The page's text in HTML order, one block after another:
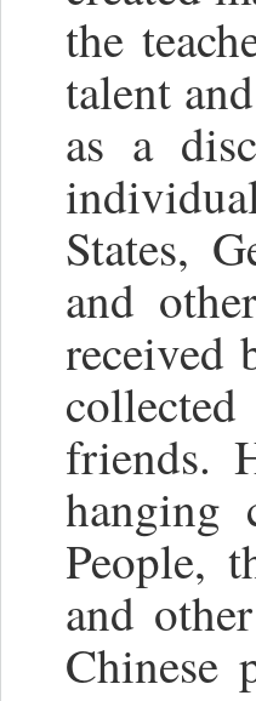
the
talent
as a
States,
and
received
friends.
People,
and
Chinese